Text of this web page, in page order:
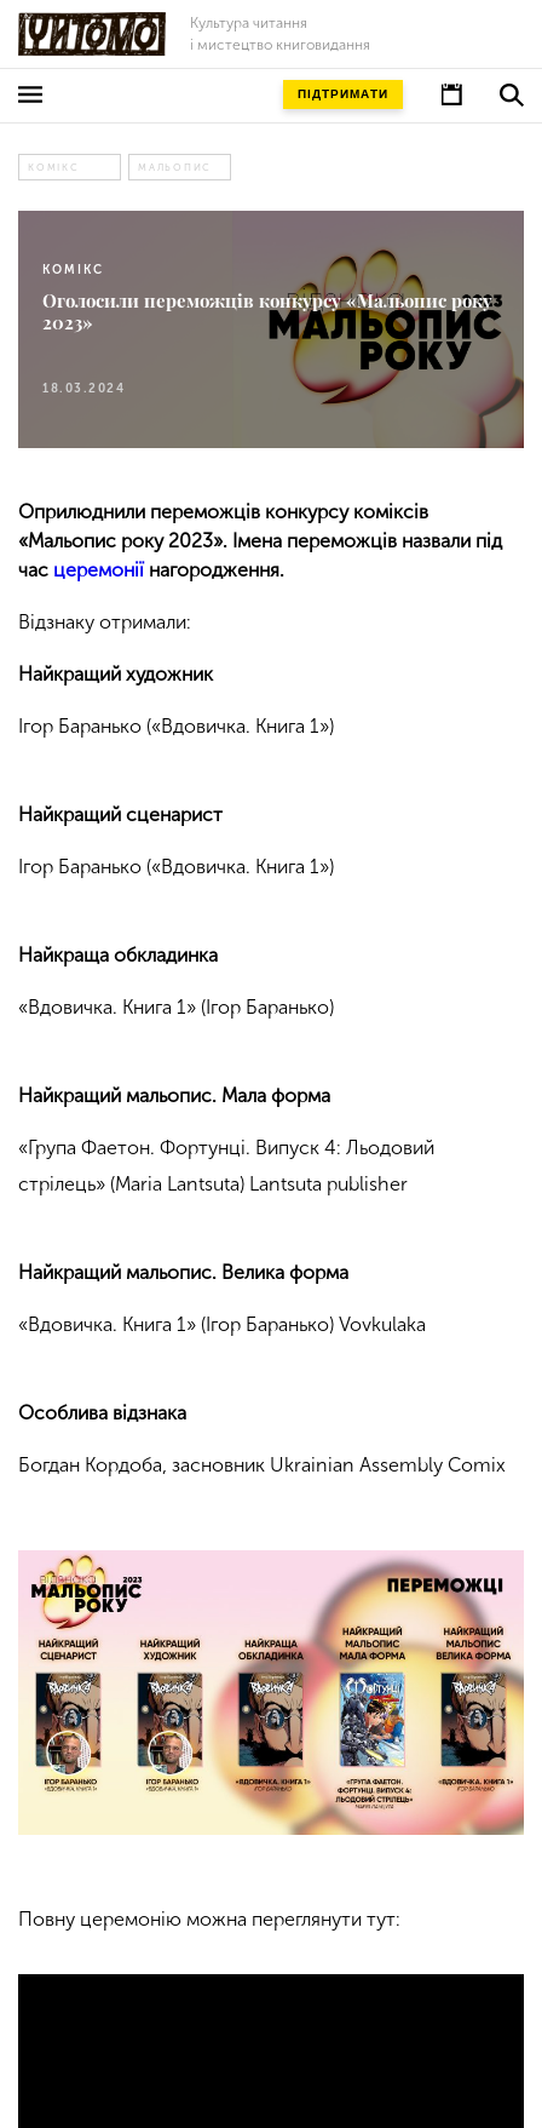
Культура читання
і мистецтво книговидання
ПІДТРИМАТИ
КОМІКС МАЛЬОПИС
КОМІКС
Оголосили переможців конкурсу «Мальопис року
2023»
18.03.2024
Оприлюднили переможців конкурсу коміксів
«Мальопис року 2023». Імена переможців назвали під
час церемоніїнагородження.
Відзнаку отримали:
Найкращий художник
Ігор Баранько («Вдовичка. Книга 1»)
Найкращий сценарист
Ігор Баранько («Вдовичка. Книга 1»)
Найкраща обкладинка
«Вдовичка. Книга 1» (Ігор Баранько)
Найкращий мальопис. Мала форма
«Група Фаетон. Фортунці. Випуск 4: Льодовий
стрілець» (Maria Lantsuta) Lantsuta publisher
Найкращий мальопис. Велика форма
«Вдовичка. Книга 1» (Ігор Баранько) Vovkulaka
Особлива відзнака
Богдан Кордоба, засновник Ukrainian Assembly Comix
Повну церемонію можна переглянути тут: